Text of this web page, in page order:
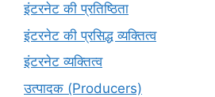
इंटरनेट की प्रतिष्ठिता
इंटरनेट की प्रसिद्ध व्यक्तित्व
इंटरनेट व्यक्तित्व
उत्पादक (Producers)